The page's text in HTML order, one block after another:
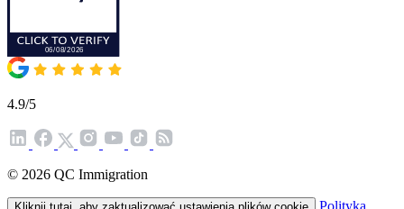
4.9/5
© 2026 QC Immigration
Kliknij tutaj, aby zaktualizować ustawienia plików cookie Polityka